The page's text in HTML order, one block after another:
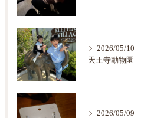
2026/05/10
天王寺動物園
2026/05/09